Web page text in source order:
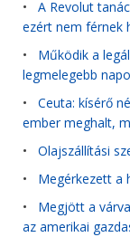
• A Revolut
ezért nem férnek
• Működik a
legmelegebb
• Ceuta: kísérő
ember meghalt,
• Olajszállítási
• Megérkezett a
• Megjött a
az amerikai